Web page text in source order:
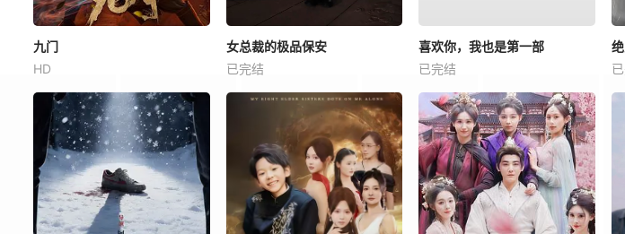
九门
HD
女总裁的极品保安
已完结
喜欢你，我也是第一部
已完结